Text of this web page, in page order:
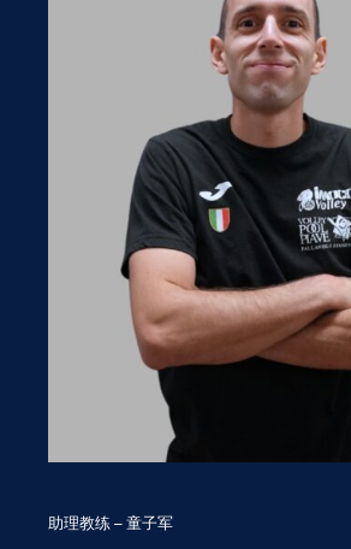
助理教练 – 童子军